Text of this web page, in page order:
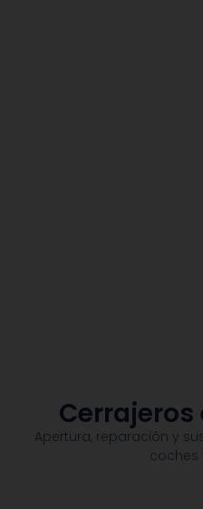
Apertura, reparación y
coches